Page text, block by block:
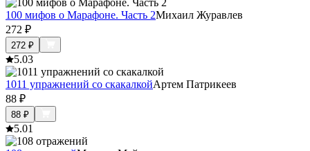
100 мифов о Марафоне. Часть 2Михаил Журавлев
272 ₽
272 ₽
5.03
1011 упражнений со скакалкойАртем Патрикеев
88 ₽
88 ₽
5.01